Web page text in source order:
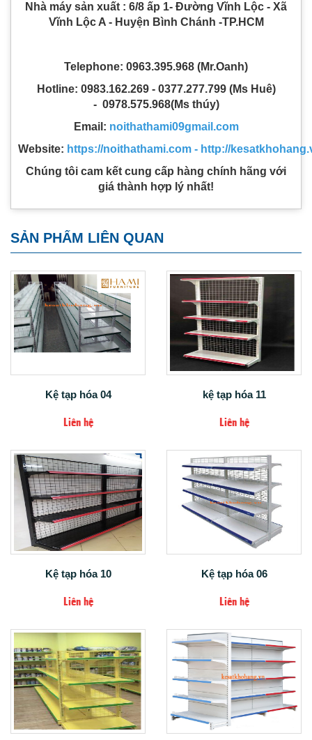
Nhà máy sản xuất : 6/8 ấp 1- Đường Vĩnh Lộc - Xã
Vĩnh Lộc A - Huyện Bình Chánh -TP.HCM
Telephone: 0963.395.968 (Mr.Oanh)
Hotline: 0983.162.269 - 0377.277.799 (Ms Huê)
- 0978.575.968(Ms thúy)
Email: noithathami09gmail.com
Website: https://noithathami.com - http://
Chúng tôi cam kết cung cấp hàng chính hãng với
giá thành hợp lý nhất!
SẢN PHẨM LIÊN QUAN
Kệ tạp hóa 04
Liên hệ
kệ tạp hóa 11
Liên hệ
Kệ tạp hóa 10
Liên hệ
Kệ tạp hóa 06
Liên hệ